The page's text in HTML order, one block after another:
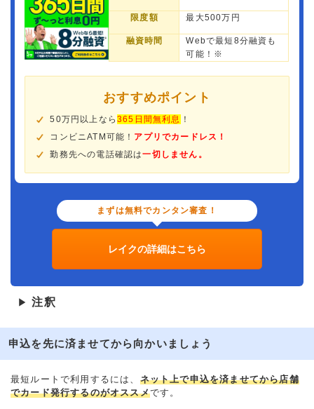
限度額 最大500万円
融資時間
Webで最短8分融資も
可能！※
おすすめポイント
50万円以上なら365日間無利息 ！
コンビニATM可能！ アプリでカードレス！
勤務先への電話確認は一切しません。
まずは無料でカンタン審査！
レイクの詳細はこちら
▶ 注釈
申込を先に済ませてから向かいましょう
最短ルートで利用するには、 ネット上で申込を済ませてから店舗
でカード発行するのがオススメです。